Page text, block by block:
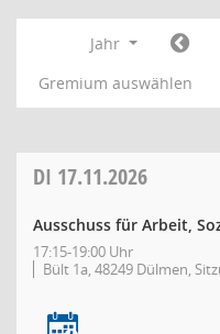
Jahr
Gremium auswählen
DI 17.11.2026
Ausschuss für Arbeit,
17:15-19:00 Uhr
Bült 1a, 48249 Dülmen,